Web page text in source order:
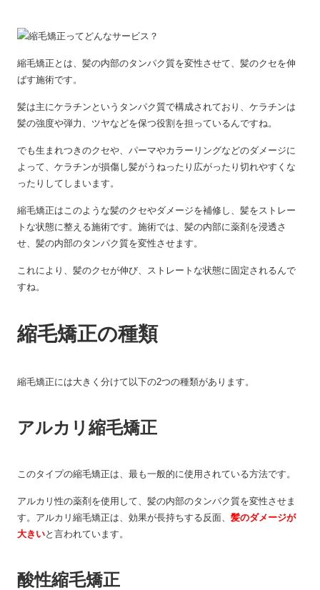
縮毛矯正とは、髪の内部のタンパク質を変性させて、髪のクセを伸
ばす施術です。
髪は主にケラチンというタンパク質で構成されており、ケラチンは
髪の強度や弾力、ツヤなどを保つ役割を担っているんですね。
でも生まれつきのクセや、パーマやカラーリングなどのダメージに
よって、ケラチンが損傷し髪がうねったり広がったり切れやすくな
ったりしてしまいます。
縮毛矯正はこのような髪のクセやダメージを補修し、髪をストレー
トな状態に整える施術です。施術では、髪の内部に薬剤を浸透さ
せ、髪の内部のタンパク質を変性させます。
これにより、髪のクセが伸び、ストレートな状態に固定されるんで
すね。
縮毛矯正の種類
縮毛矯正には大きく分けて以下の2つの種類があります。
アルカリ縮毛矯正
このタイプの縮毛矯正は、最も一般的に使用されている方法です。
アルカリ性の薬剤を使用して、髪の内部のタンパク質を変性させま
す。アルカリ縮毛矯正は、効果が長持ちする反面、 髪のダメージが
大きいと言われています。
酸性縮毛矯正